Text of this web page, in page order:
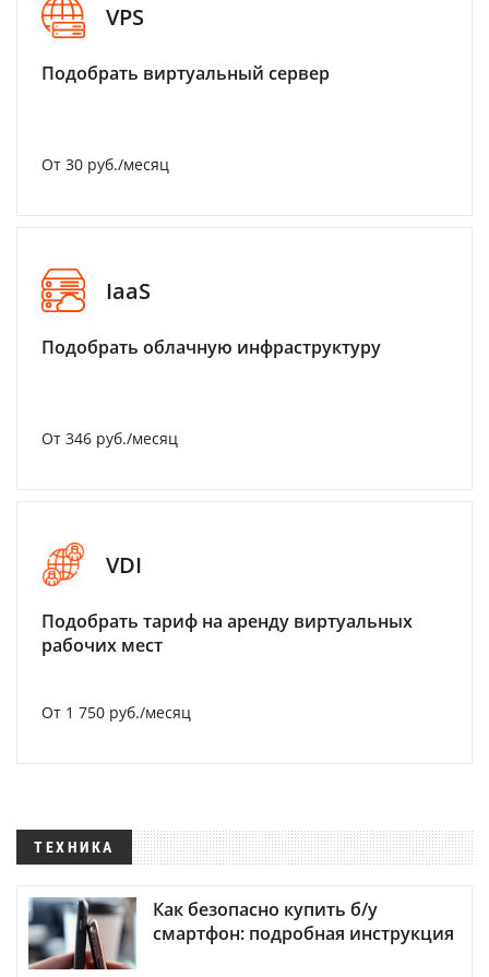
VPS
Подобрать виртуальный сервер
От 30 руб./месяц
IaaS
Подобрать облачную инфраструктуру
От 346 руб./месяц
VDI
Подобрать тариф на аренду виртуальных
рабочих мест
От 1 750 руб./месяц
ТЕХНИКА
Как безопасно купить б/у
смартфон: подробная инструкция